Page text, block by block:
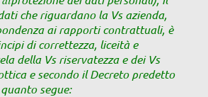
che riguardano la Vs azienda,
ai rapporti contrattuali, è
di correttezza, liceità e
della Vs riservatezza e dei Vs
e secondo il Decreto predetto
segue: